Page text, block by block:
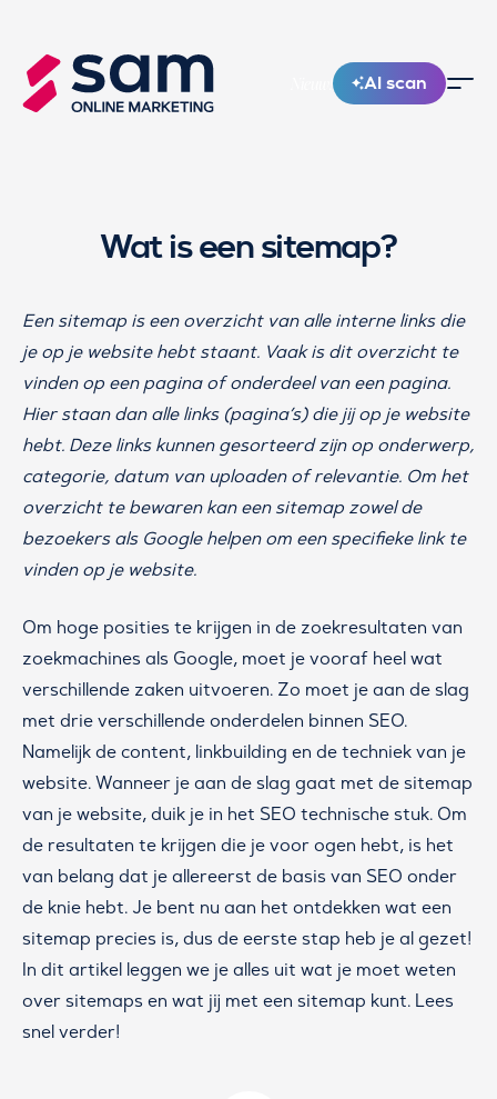
Nieuw! AI scan
Wat is een sitemap?
Een sitemap is een overzicht van alle interne links die
je op je website hebt staant. Vaak is dit overzicht te
vinden op een pagina of onderdeel van een pagina.
Hier staan dan alle links (pagina’s) die jij op je website
hebt. Deze links kunnen gesorteerd zijn op onderwerp,
categorie, datum van uploaden of relevantie. Om het
overzicht te bewaren kan een sitemap zowel de
bezoekers als Google helpen om een specifieke link te
vinden op je website.
Om hoge posities te krijgen in de zoekresultaten van
zoekmachines als Google, moet je vooraf heel wat
verschillende zaken uitvoeren. Zo moet je aan de slag
met drie verschillende onderdelen binnen SEO.
Namelijk de content, linkbuilding en de techniek van je
website. Wanneer je aan de slag gaat met de sitemap
van je website, duik je in het SEO technische stuk. Om
de resultaten te krijgen die je voor ogen hebt, is het
van belang dat je allereerst de basis van SEO onder
de knie hebt. Je bent nu aan het ontdekken wat een
sitemap precies is, dus de eerste stap heb je al gezet!
In dit artikel leggen we je alles uit wat je moet weten
over sitemaps en wat jij met een sitemap kunt. Lees
snel verder!